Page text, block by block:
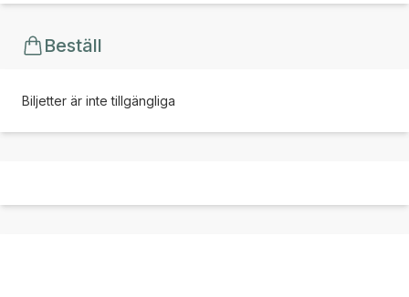
Beställ
Biljetter är inte tillgängliga